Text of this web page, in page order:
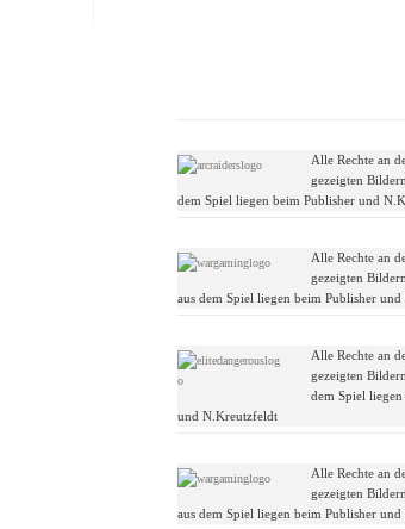
Alle Rechte an
gezeigten
dem Spiel liegen beim Publisher und
Alle Rechte an
gezeigten
aus dem Spiel liegen beim Publisher
Alle Rechte an
gezeigten
dem Spiel
und N.Kreutzfeldt
Alle Rechte an
gezeigten
aus dem Spiel liegen beim Publisher